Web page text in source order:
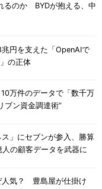
るのか BYDが抱える、中
円を支えた「OpenAIで
の正体
万件のデータで「数千万
ブン資金調達術”
」にセブンが参入、勝算
の顧客データを武器に
人気？ 豊島屋が仕掛け